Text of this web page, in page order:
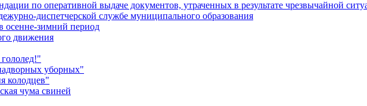
по оперативной выдаче документов, утраченных в результате чрезвычайной
диспетчерской службе муниципального образования
осенне-зимний период
движения
уборных"
колодцев"
чума свиней